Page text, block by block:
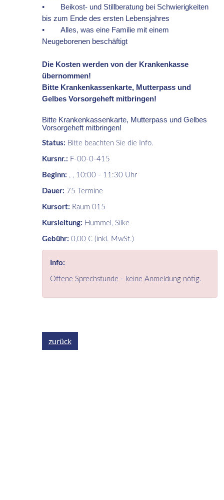
•
Beikost- und Stillberatung bei Schwierigkeiten
bis zum Ende des ersten Lebensjahres
•
Alles, was eine Familie mit einem
Neugeborenen beschäftigt
Die Kosten werden von der Krankenkasse
übernommen!
Bitte Krankenkassenkarte, Mutterpass und
Gelbes Vorsorgeheft mitbringen!
Bitte Krankenkassenkarte, Mutterpass und Gelbes
Vorsorgeheft mitbringen!
Status: Bitte beachten Sie die Info.
Kursnr.: F-00-0-415
Beginn: , , 10:00 - 11:30 Uhr
Dauer: 75 Termine
Kursort: Raum 015
Kursleitung: Hummel, Silke
Gebühr: 0,00 € (inkl. MwSt.)
Info:
Offene Sprechstunde - keine Anmeldung nötig.
zurück